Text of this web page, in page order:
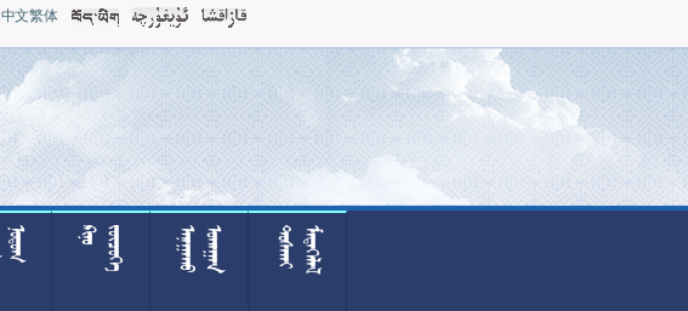
中文繁体
 







  










 












 